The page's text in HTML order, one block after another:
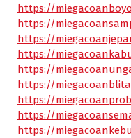
https://
https://
https://
https://
https://
https://
https://
https://
https://